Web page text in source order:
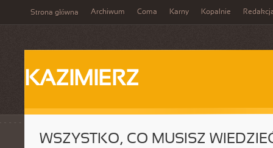
Strona główna Archiwum Coma Karny Kopalnie
KAZIMIERZ
WSZYSTKO, CO MUSISZ